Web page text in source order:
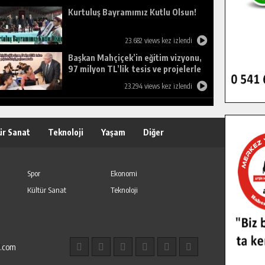
Kurtuluş Bayramımız Kutlu Olsun!
23.682 views kez izlendi
Başkan Mahçiçek’in eğitim vizyonu,
97 milyon TL’lik tesis ve projelerle
23.294 views kez izlendi
Sanat Teknoloji Yaşam Diğer
Spor
Ekonomi
Kültür Sanat
Teknoloji